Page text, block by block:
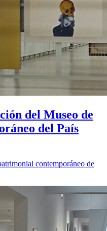
del Museo de
del País
contemporáneo de